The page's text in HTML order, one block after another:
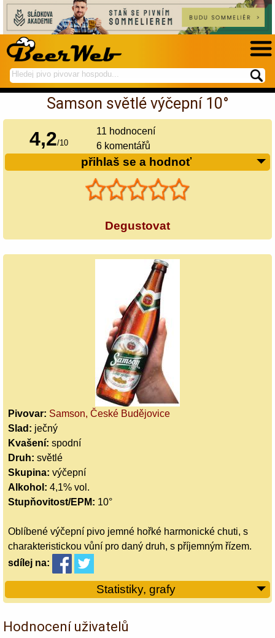
hledej
na
spustí
hledání
Samson světlé výčepní 10°
4,2/10
11 hodnocení
6 komentářů
přihlaš se a hodnoť
Degustovat
Pivovar: Samson, České Budějovice
Slad: ječný
Kvašení: spodní
Druh: světlé
Skupina: výčepní
Alkohol: 4,1% vol.
Stupňovitost/EPM: 10°
Oblíbené výčepní pivo jemné hořké harmonické chuti, s
charakteristickou vůní pro daný druh, s příjemným řízem.
sdílej na:
Statistiky, grafy
Hodnocení uživatelů